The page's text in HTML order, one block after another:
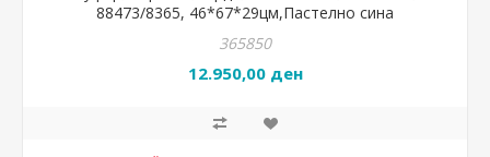
88473/8365, 46*67*29цм,Пастелно сина
365850
12.950,00 ден